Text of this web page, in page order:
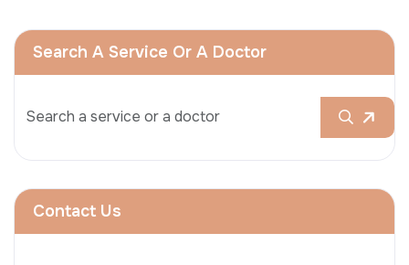
Search A Service Or A Doctor
Contact Us